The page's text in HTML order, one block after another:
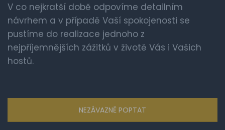
V co nejkratší době odpovíme detailním
návrhem a v případě Vaší spokojenosti se
pustíme do realizace jednoho z
nejpříjemnějších zážitků v životě Vás i Vašich
hostů.
NEZÁVAZNĚ POPTAT